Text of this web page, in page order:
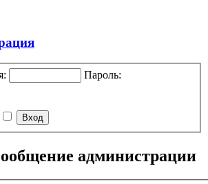
Пароль:
администрации